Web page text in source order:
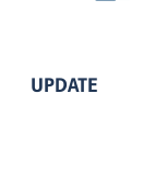
UPDATE